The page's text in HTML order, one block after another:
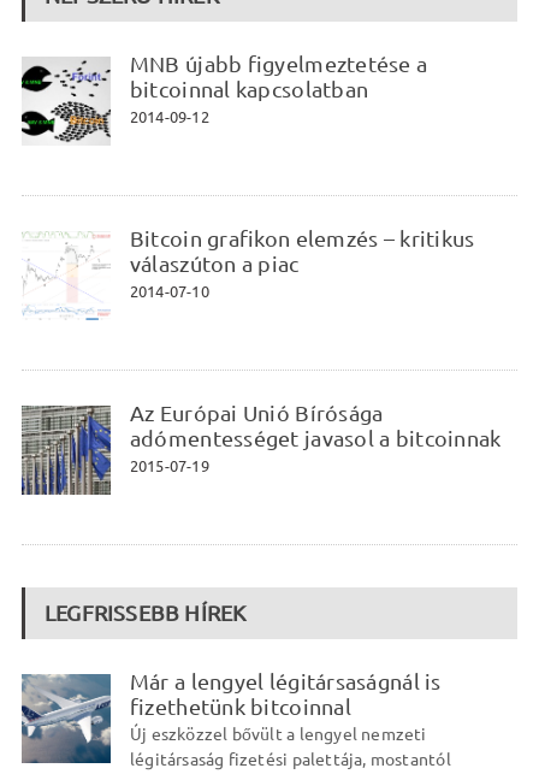
MNB újabb figyelmeztetése a
bitcoinnal kapcsolatban
2014-09-12
Bitcoin grafikon elemzés – kritikus
válaszúton a piac
2014-07-10
Az Európai Unió Bírósága
adómentességet javasol a bitcoinnak
2015-07-19
LEGFRISSEBB HÍREK
Már a lengyel légitársaságnál is
fizethetünk bitcoinnal
Új eszközzel bővült a lengyel nemzeti
légitársaság fizetési palettája, mostantól